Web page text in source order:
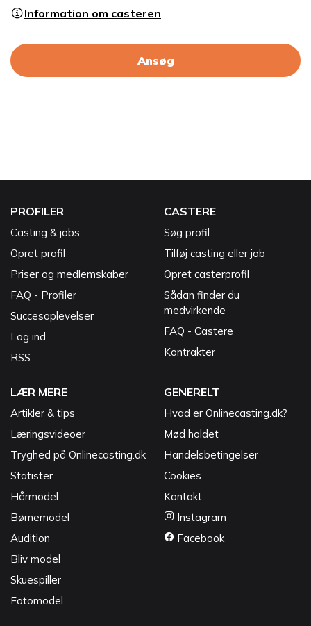
Information om casteren
Ansøg
PROFILER
Casting & jobs
Opret profil
Priser og medlemskaber
FAQ - Profiler
Succesoplevelser
Log ind
RSS
CASTERE
Søg profil
Tilføj casting eller job
Opret casterprofil
Sådan finder du
medvirkende
FAQ - Castere
Kontrakter
LÆR MERE
Artikler & tips
Læringsvideoer
Tryghed på Onlinecasting.dk
Statister
Hårmodel
Børnemodel
Audition
Bliv model
Skuespiller
Fotomodel
GENERELT
Hvad er Onlinecasting.dk?
Mød holdet
Handelsbetingelser
Cookies
Kontakt
Instagram
Facebook